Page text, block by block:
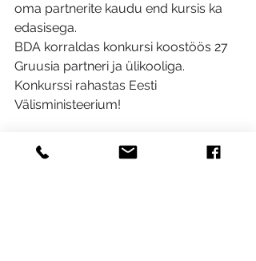
oma partnerite kaudu end kursis ka
edasisega.
BDA korraldas konkursi koostöös 27
Gruusia partneri ja ülikooliga.
Konkurssi rahastas Eesti
Välisministeerium!